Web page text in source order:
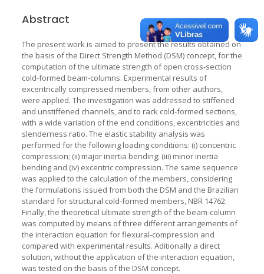
Abstract
The present work is aimed to present the results obtained on
the basis of the Direct Strength Method (DSM) concept, for the
computation of the ultimate strength of open cross-section
cold-formed beam-columns. Experimental results of
excentrically compressed members, from other authors,
were applied. The investigation was addressed to stiffened
and unstiffened channels, and to rack cold-formed sections,
with a wide variation of the end conditions, excentricities and
slenderness ratio. The elastic stability analysis was
performed for the following loading conditions: (i) concentric
compression; (ii) major inertia bending; (iii) minor inertia
bending and (iv) excentric compression. The same sequence
was applied to the calculation of the members, considering
the formulations issued from both the DSM and the Brazilian
standard for structural cold-formed members, NBR 14762.
Finally, the theoretical ultimate strength of the beam-column
was computed by means of three different arrangements of
the interaction equation for flexural-compression and
compared with experimental results. Aditionally a direct
solution, without the application of the interaction equation,
was tested on the basis of the DSM concept.